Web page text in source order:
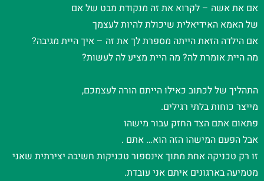
אם את אשה – לקרוא את זה מנקודת מבט של אם
של האמא האידיאלית שיכולת להיות לעצמך
אם הילדה הזאת הייתה מספרת לך את זה – איך היית מגיבה?
מה היית אומרת לה? מה היית מציע לה לעשות?
התהליך של לכתוב כאילו הייתם הורה לעצמכם,
מייצר כוחות בלתי רגילים.
פתאום אתם הצד החזק עבור מישהו
אבל הפעם המישהו הזה הוא… אתם .
זו רק טכניקה אחת מתוך אינספור טכניקות חשיבה יצירתית שאני
מטמיעה בארגונים איתם אני עובדת.